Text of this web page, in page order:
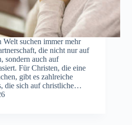
suchen immer mehr
die nicht nur auf
sondern auch auf
Für Christen, die eine
gibt es zahlreiche
die sich auf christliche…